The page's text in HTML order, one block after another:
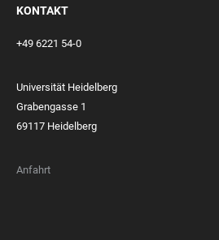
KONTAKT
+49 6221 54-0
Universität Heidelberg
Grabengasse 1
69117 Heidelberg
Anfahrt